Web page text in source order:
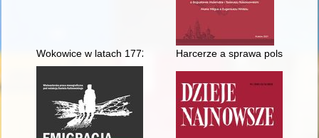
Wokowice w latach 1772-2020 : studium z dziejów wsi
Harcerze a sprawa polska w